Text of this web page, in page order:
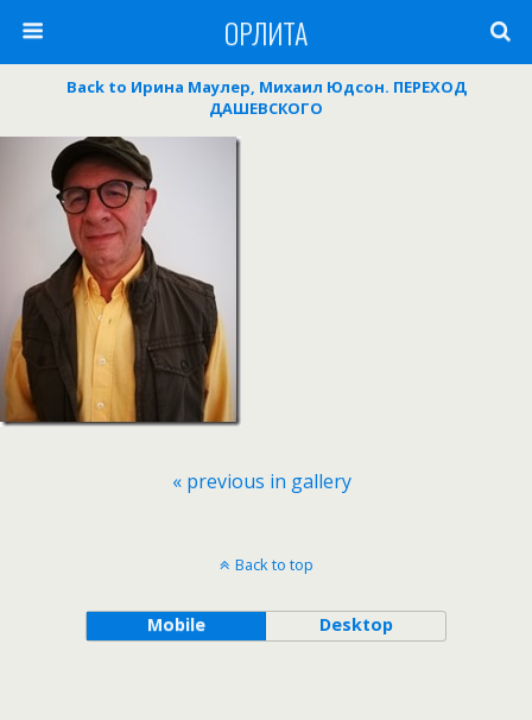
ОРЛИТА
Back to Ирина Маулер, Михаил Юдсон. ПЕРЕХОД
ДАШЕВСКОГО
« previous in gallery
Back to top
Mobile Desktop